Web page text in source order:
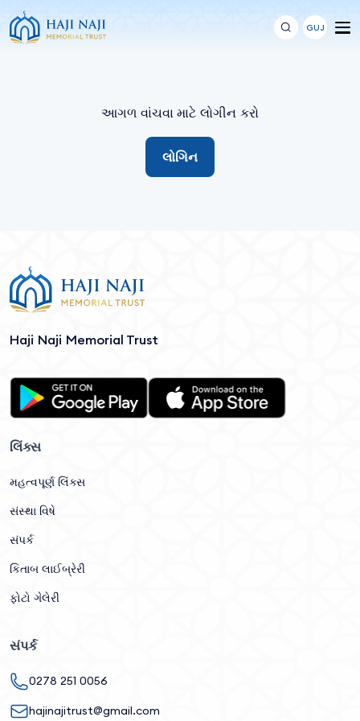
GUJ
આગળ વાંચવા માટે લોગીન કરો
લોગિન
Haji Naji Memorial Trust
લિંક્સ
મહત્વપૂર્ણ લિંક્સ
સંસ્થા વિષે
સંપર્ક
કિતાબ લાઈબ્રેરી
ફોટો ગેલેરી
સંપર્ક
0278 251 0056
hajinajitrust@gmail.com